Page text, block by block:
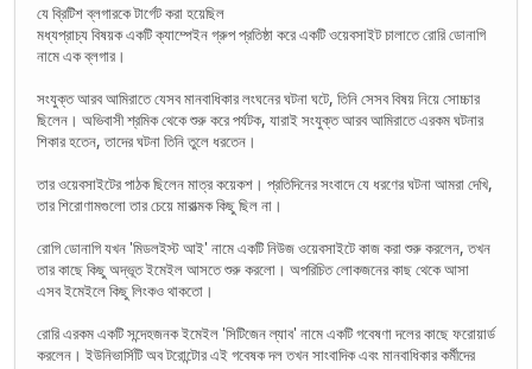
যে ব্রিটিশ ব্লগারকে টার্গেট করা হয়েছিল
মধ্যপ্রাচ্য বিষয়ক একটি ক্যাম্পেইন গ্রুপ প্রতিষ্ঠা করে একটি ওয়েবসাইট চালাতে রোরি ডোনাগি
নামে এক ব্লগার।
সংযুক্ত আরব আমিরাতে যেসব মানবাধিকার লংঘনের ঘটনা ঘটে, তিনি সেসব বিষয় নিয়ে সোচ্চার
ছিলেন। অভিবাসী শ্রমিক থেকে শুরু করে পর্যটক, যারাই সংযুক্ত আরব আমিরাতে এরকম ঘটনার
শিকার হতেন, তাদের ঘটনা তিনি তুলে ধরতেন।
তার ওয়েবসাইটের পাঠক ছিলেন মাত্র কয়েকশ। প্রতিদিনের সংবাদে যে ধরণের ঘটনা আমরা দেখি,
তার শিরোণামগুলো তার চেয়ে মারাত্মক কিছু ছিল না।
রোগি ডোনাগি যখন 'মিডলইস্ট আই' নামে একটি নিউজ ওয়েবসাইটে কাজ করা শুরু করলেন, তখন
তার কাছে কিছু অদ্ভূত ইমেইল আসতে শুরু করলো। অপরিচিত লোকজনের কাছ থেকে আসা
এসব ইমেইলে কিছু লিংকও থাকতো।
রোরি এরকম একটি সন্দেহজনক ইমেইল 'সিটিজেন ল্যাব' নামে একটি গবেষণা দলের কাছে ফরোয়ার্ড
করলেন। ইউনিভার্সিটি অব টরোন্টোর এই গবেষক দল তখন সাংবাদিক এবং মানবাধিকার কর্মীদের